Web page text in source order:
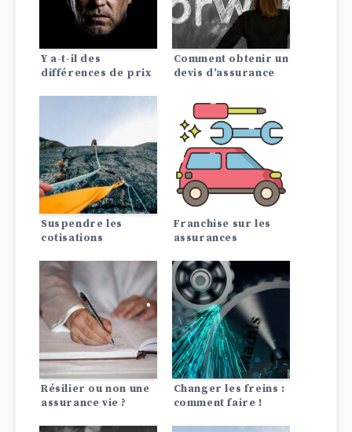
Y a-t-il des
différences de prix
Comment obtenir un
devis d’assurance
Suspendre les
cotisations
Franchise sur les
assurances
Résilier ou non une
assurance vie ?
Changer les freins :
comment faire !